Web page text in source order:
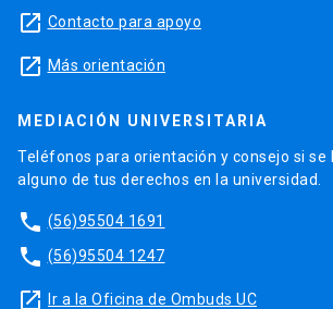
launch Contacto para apoyo
launch Más orientación
MEDIACIÓN UNIVERSITARIA
Teléfonos para orientación y consejo si se
alguno de tus derechos en la universidad.
phone (56)95504 1691
phone (56)95504 1247
launch Ir a la Oficina de Ombuds UC